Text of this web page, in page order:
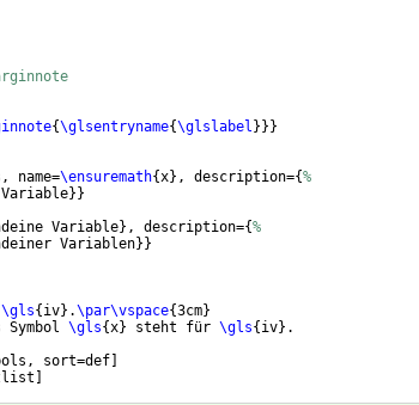
{\glsentryname{\glslabel }}}
name=\ensuremath{x} , description={%
}}
Variable} , description={%
Variablen
}}
\gls{ iv} .\par\vspace{3cm}
Symbol
\gls{x} steht für \gls{ iv} .
sort=def